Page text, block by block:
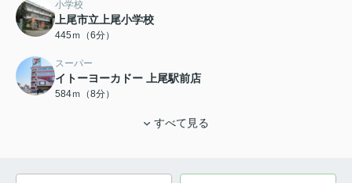
小学校
上尾市立上尾小学校
445ｍ（6分）
スーパー
イトーヨーカドー 上尾駅前店
584ｍ（8分）
すべて見る